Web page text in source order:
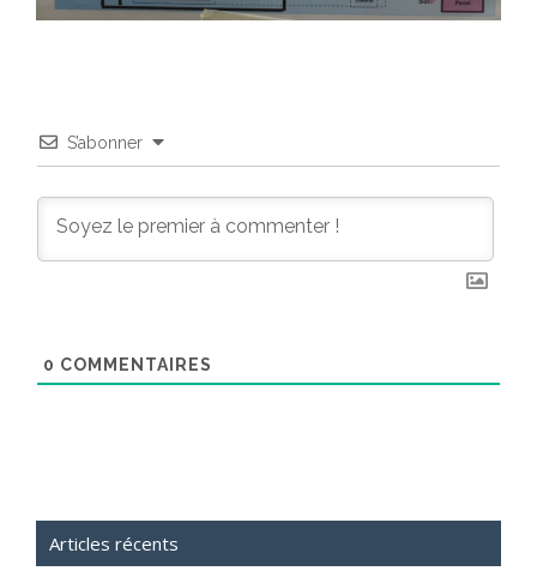
S’abonner
0 COMMENTAIRES
Articles récents